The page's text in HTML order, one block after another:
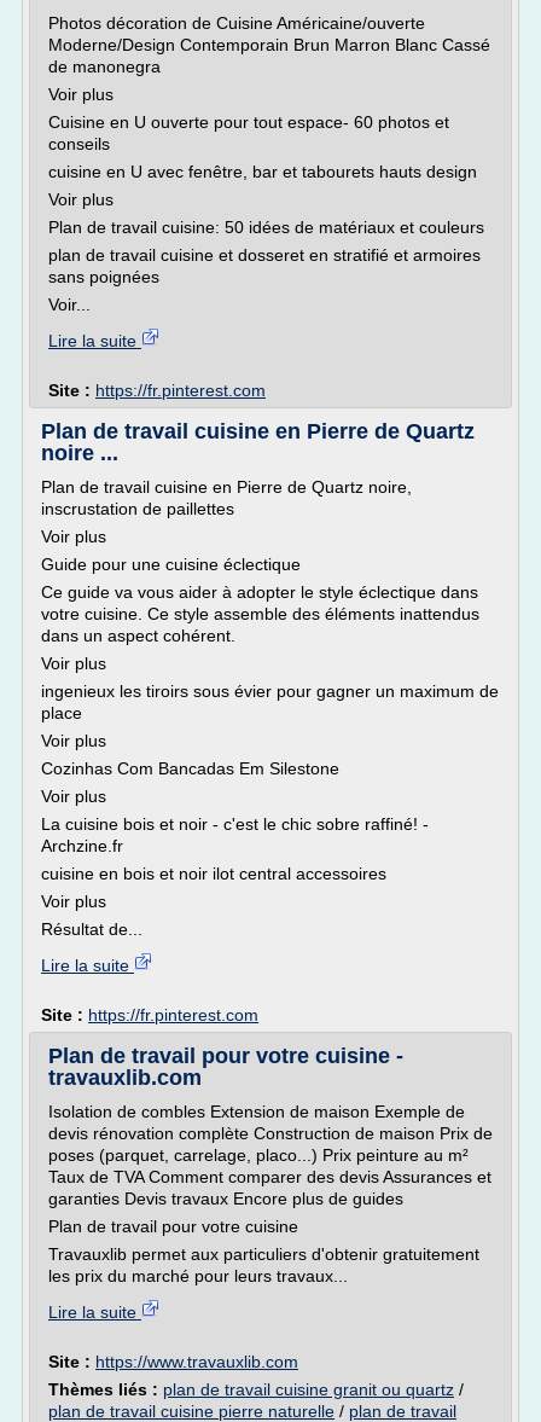
Photos décoration de Cuisine Américaine/ouverte
Moderne/Design Contemporain Brun Marron Blanc Cassé
de manonegra
Voir plus
Cuisine en U ouverte pour tout espace- 60 photos et
conseils
cuisine en U avec fenêtre, bar et tabourets hauts design
Voir plus
Plan de travail cuisine: 50 idées de matériaux et couleurs
plan de travail cuisine et dosseret en stratifié et armoires
sans poignées
Voir...
Lire la suite
Site : https://fr.pinterest.com
Plan de travail cuisine en Pierre de Quartz
noire ...
Plan de travail cuisine en Pierre de Quartz noire,
inscrustation de paillettes
Voir plus
Guide pour une cuisine éclectique
Ce guide va vous aider à adopter le style éclectique dans
votre cuisine. Ce style assemble des éléments inattendus
dans un aspect cohérent.
Voir plus
ingenieux les tiroirs sous évier pour gagner un maximum de
place
Voir plus
Cozinhas Com Bancadas Em Silestone
Voir plus
La cuisine bois et noir - c'est le chic sobre raffiné! -
Archzine.fr
cuisine en bois et noir ilot central accessoires
Voir plus
Résultat de...
Lire la suite
Site : https://fr.pinterest.com
Plan de travail pour votre cuisine -
travauxlib.com
Isolation de combles Extension de maison Exemple de
devis rénovation complète Construction de maison Prix de
poses (parquet, carrelage, placo...) Prix peinture au m²
Taux de TVA Comment comparer des devis Assurances et
garanties Devis travaux Encore plus de guides
Plan de travail pour votre cuisine
Travauxlib permet aux particuliers d'obtenir gratuitement
les prix du marché pour leurs travaux...
Lire la suite
Site : https://www.travauxlib.com
Thèmes liés : plan de travail cuisine granit ou quartz /
plan de travail cuisine pierre naturelle / plan de travail